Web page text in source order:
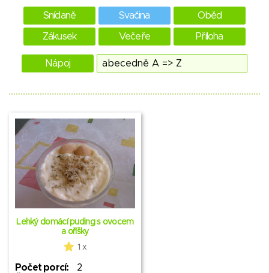
Snídaně Svačina Oběd
Zákusek Večeře Příloha
Nápoj
Lehký domácí puding s ovocem
a oříšky
1 x
Počet porcí:
2